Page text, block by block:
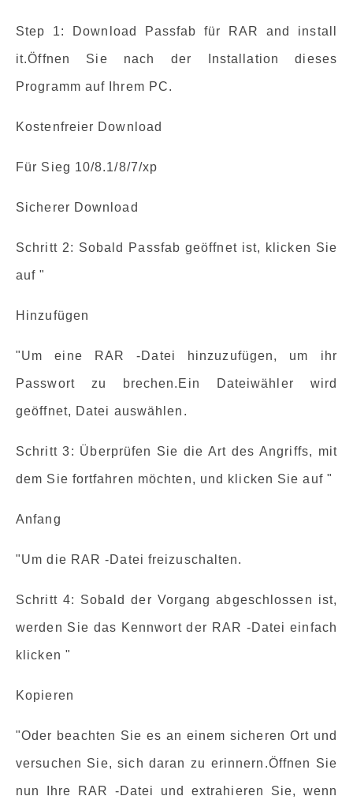
Step 1: Download Passfab für RAR and install
it.Öffnen Sie nach der Installation dieses
Programm auf Ihrem PC.
Kostenfreier Download
Für Sieg 10/8.1/8/7/xp
Sicherer Download
Schritt 2: Sobald Passfab geöffnet ist, klicken Sie
auf "
Hinzufügen
"Um eine RAR -Datei hinzuzufügen, um ihr
Passwort zu brechen.Ein Dateiwähler wird
geöffnet, Datei auswählen.
Schritt 3: Überprüfen Sie die Art des Angriffs, mit
dem Sie fortfahren möchten, und klicken Sie auf "
Anfang
"Um die RAR -Datei freizuschalten.
Schritt 4: Sobald der Vorgang abgeschlossen ist,
werden Sie das Kennwort der RAR -Datei einfach
klicken "
Kopieren
"Oder beachten Sie es an einem sicheren Ort und
versuchen Sie, sich daran zu erinnern.Öffnen Sie
nun Ihre RAR -Datei und extrahieren Sie, wenn